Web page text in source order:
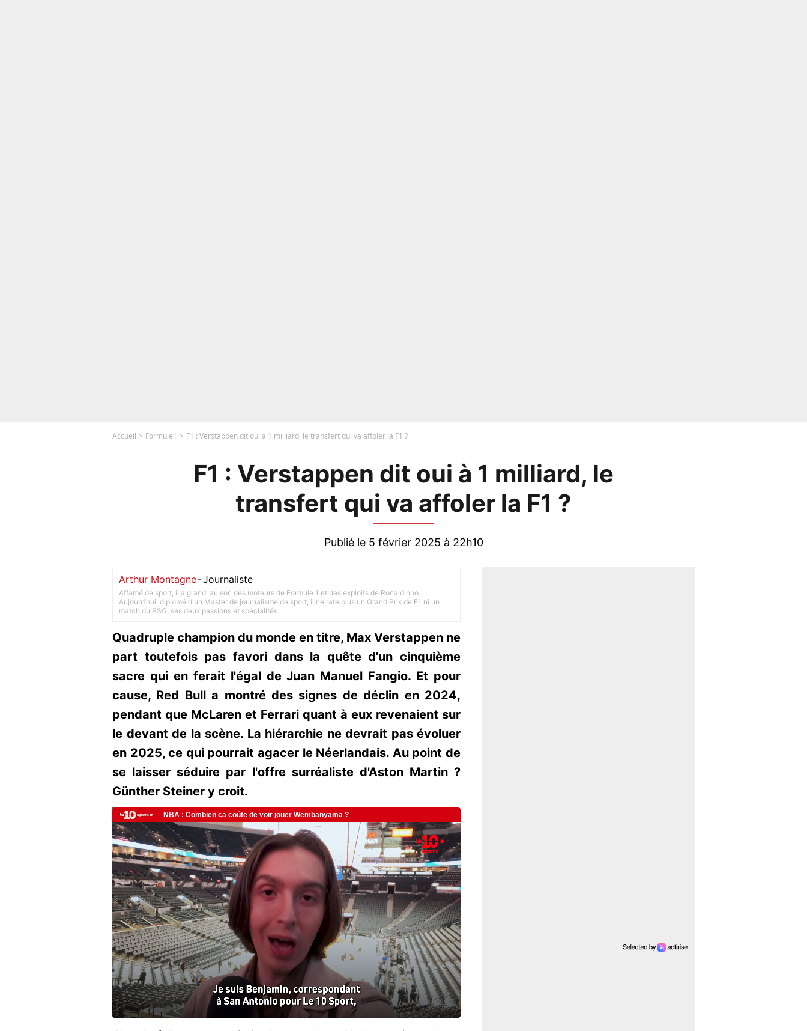
Accueil Formule1 F1 : Verstappen dit oui à 1 milliard, le transfert qui va affoler la F1 ?
F1 : Verstappen dit oui à 1 milliard, le
transfert qui va affoler la F1 ?
Publié le 5 février 2025 à 22h10
Arthur Montagne-Journaliste
Affamé de sport, il a grandi au son des moteurs de Formule 1 et des exploits de Ronaldinho.
Aujourd’hui, diplomé d'un Master de journalisme de sport, il ne rate plus un Grand Prix de F1 ni un
match du PSG, ses deux passions et spécialités
Quadruple champion du monde en titre, Max Verstappen ne
part toutefois pas favori dans la quête d'un cinquième
sacre qui en ferait l'égal de Juan Manuel Fangio. Et pour
cause, Red Bull a montré des signes de déclin en 2024,
pendant que McLaren et Ferrari quant à eux revenaient sur
le devant de la scène. La hiérarchie ne devrait pas évoluer
en 2025, ce qui pourrait agacer le Néerlandais. Au point de
se laisser séduire par l'offre surréaliste d'Aston Martin ?
Günther Steiner y croit.